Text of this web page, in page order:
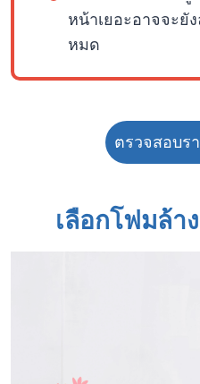
หน้าเยอะอาจจะยั
หมด
ตรวจสอบร
เลือกโฟมล้า